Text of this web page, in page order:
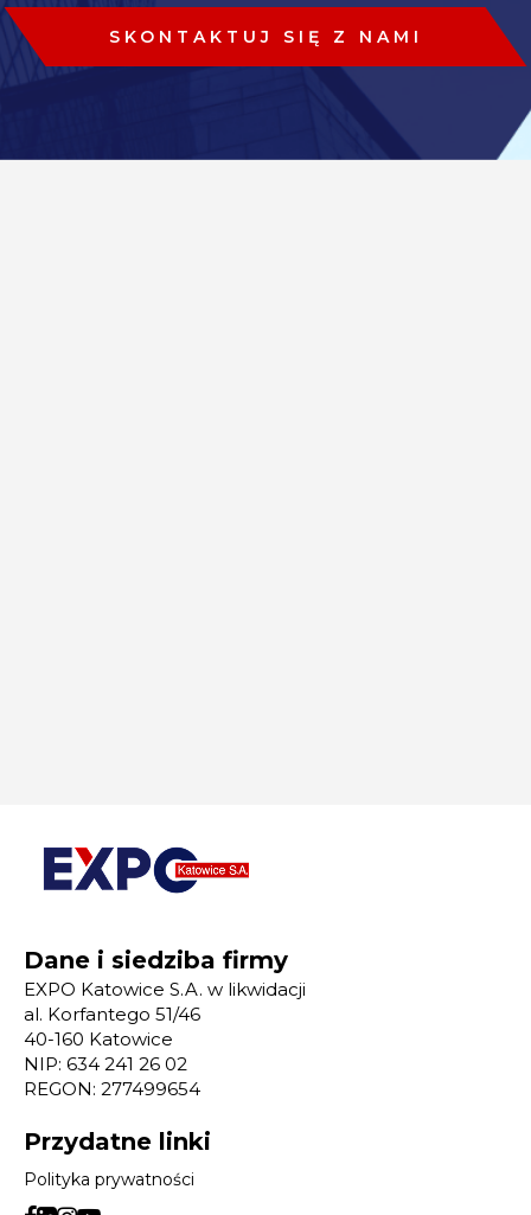
SKONTAKTUJ SIĘ Z NAMI
Dane i siedziba firmy
EXPO Katowice S.A. w likwidacji
al. Korfantego 51/46
40-160 Katowice
NIP: 634 241 26 02
REGON: 277499654
Przydatne linki
Polityka prywatności